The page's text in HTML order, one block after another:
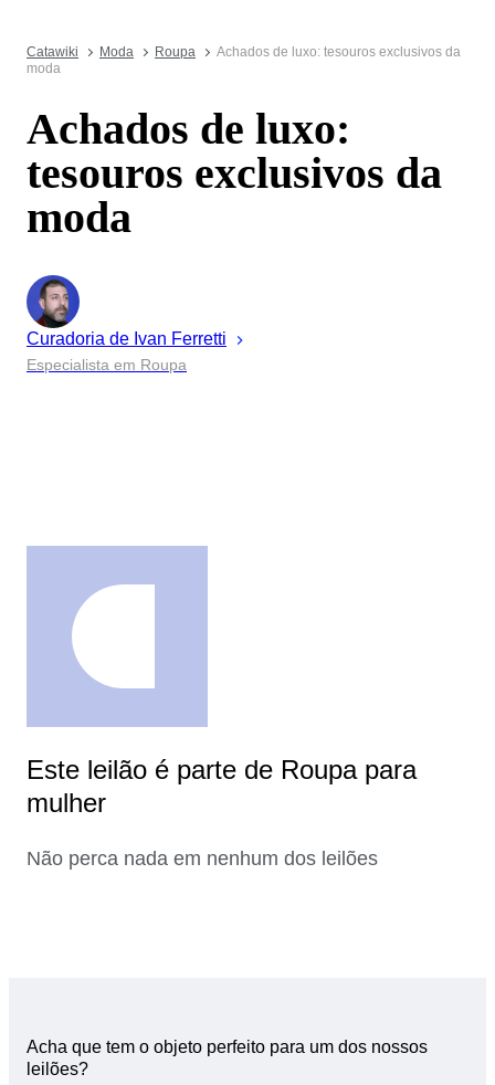
Catawiki Moda Roupa
Achados de luxo: tesouros exclusivos da
moda
Achados de luxo:
tesouros exclusivos da
moda
Curadoria de Ivan Ferretti
Especialista em Roupa
Este leilão é parte de Roupa para
mulher
Não perca nada em nenhum dos leilões
Acha que tem o objeto perfeito para um dos nossos
leilões?